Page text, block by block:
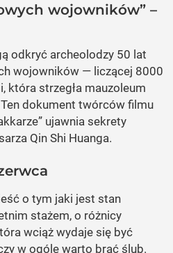
wojowników” –
odkryć archeolodzy 50 lat
wojowników — liczącej 8000
która strzegła mauzoleum
dokument twórców filmu
ujawnia sekrety
Qin Shi Huanga.
o tym jaki jest stan
stażem, o różnicy
wciąż wydaje się być
w ogóle warto brać ślub.